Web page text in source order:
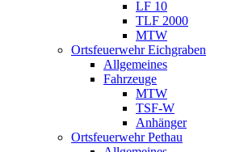
LF 10
TLF 2000
MTW
Ortsfeuerwehr Eichgraben
Allgemeines
Fahrzeuge
MTW
TSF-W
Anhänger
Ortsfeuerwehr Pethau